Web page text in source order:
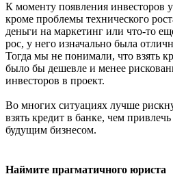
К моменту появления инвесторов
кроме проблемы технического
деньги на маркетинг или что-то
рос, у него изначально была
Тогда мы не понимали, что взять
было бы дешевле и менее
инвесторов в проект.
Во многих ситуациях лучше
взять кредит в банке, чем
будущим бизнесом.
Наймите прагматичного юриста